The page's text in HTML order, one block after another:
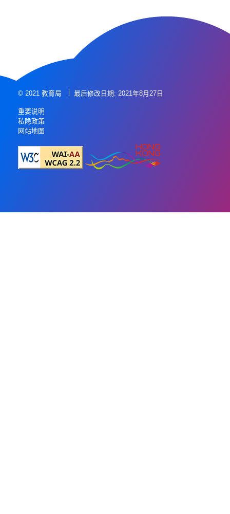
© 2021 教育局 最后修改日期: 2021年8月27日
重要说明
私隐政策
网站地图